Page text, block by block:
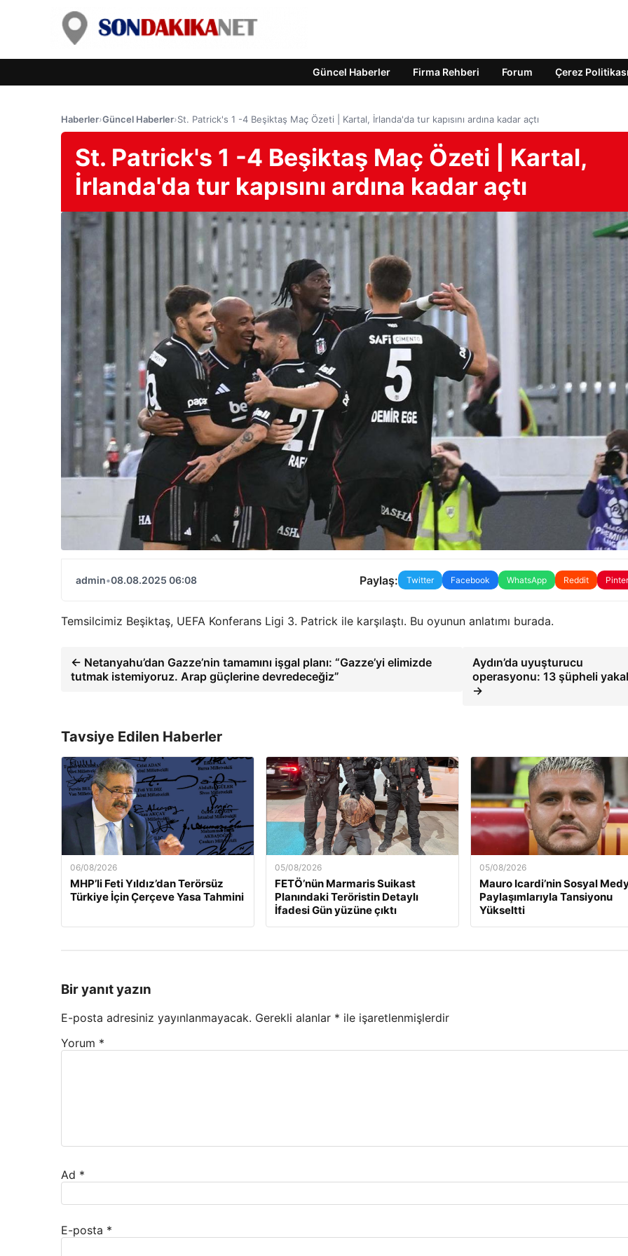
Güncel Haberler Firma Rehberi Forum Çerez Politikası
Haberler›Güncel Haberler›St. Patrick's 1 -4 Beşiktaş Maç Özeti | Kartal, İrlanda'da tur kapısını ardına kadar açtı
St. Patrick's 1 -4 Beşiktaş Maç Özeti | Kartal,
İrlanda'da tur kapısını ardına kadar açtı
admin•08.08.2025 06:08 Paylaş: Twitter Facebook WhatsApp Reddit
Temsilcimiz Beşiktaş, UEFA Konferans Ligi 3. Patrick ile karşılaştı. Bu oyunun anlatımı burada.
← Netanyahu’dan Gazze’nin tamamını işgal planı: “Gazze’yi elimizde
tutmak istemiyoruz. Arap güçlerine devredeceğiz”
Aydın’da uyuşturucu
operasyonu: 13 şüpheli
→
Tavsiye Edilen Haberler
06/08/2026
MHP’li Feti Yıldız’dan Terörsüz
Türkiye İçin Çerçeve Yasa Tahmini
05/08/2026
FETÖ’nün Marmaris Suikast
Planındaki Teröristin Detaylı
İfadesi Gün yüzüne çıktı
05/08/2026
Mauro Icardi’nin Sosyal
Paylaşımlarıyla Tansiyonu
Yükseltti
Bir yanıt yazın
E-posta adresiniz yayınlanmayacak. Gerekli alanlar * ile işaretlenmişlerdir
Yorum *
Ad *
E-posta *